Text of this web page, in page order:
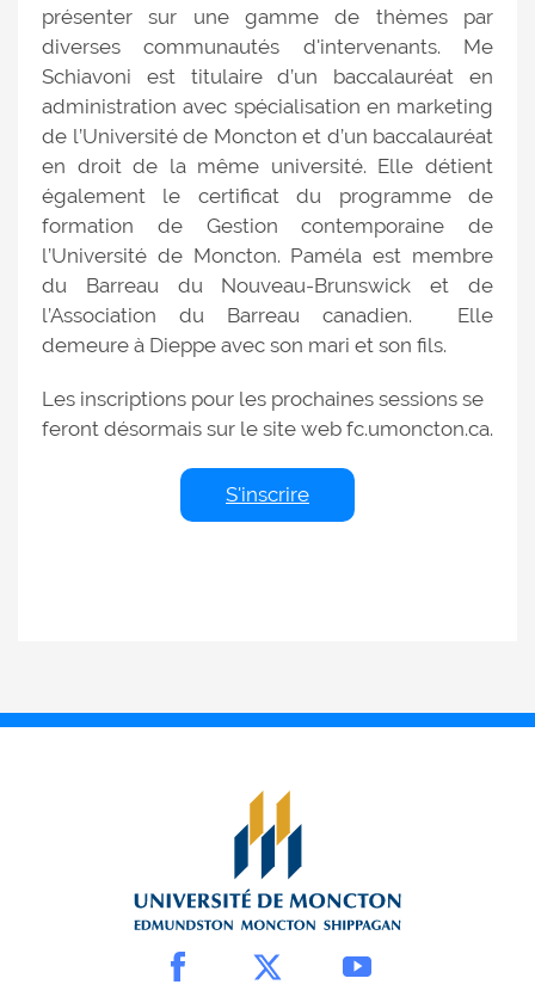
présenter sur une gamme de thèmes par
diverses communautés d'intervenants. Me
Schiavoni est titulaire d’un baccalauréat en
administration avec spécialisation en marketing
de l’Université de Moncton et d’un baccalauréat
en droit de la même université. Elle détient
également le certificat du programme de
formation de Gestion contemporaine de
l’Université de Moncton. Paméla est membre
du Barreau du Nouveau-Brunswick et de
l’Association du Barreau canadien. Elle
demeure à Dieppe avec son mari et son fils.
Les inscriptions pour les prochaines sessions se
feront désormais sur le site web fc.umoncton.ca.
S'inscrire